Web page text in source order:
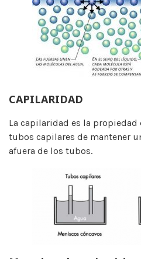
CAPILARIDAD
La capilaridad es la
tubos capilares de mantener
afuera de los tubos.